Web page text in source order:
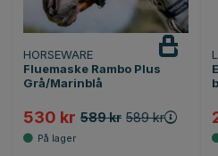
HORSEWARE
Fluemaske Rambo Plus
Grå/Marinblå
530 kr 589 kr 589 kr